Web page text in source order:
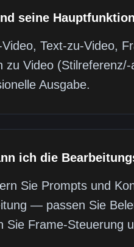
seine
Text-zu-Video,
zu Video
Ausgabe.
ich die
Sie Prompts und
— passen Sie
Sie Frame-Steuerung